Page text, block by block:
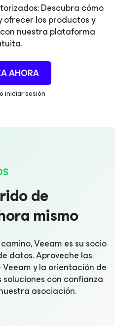
Descubra cómo
ofrecer los productos y
nuestra plataforma
AHORA
iniciar sesión
de
mismo
Veeam es su socio
datos. Aproveche las
y la orientación de
con confianza
asociación.